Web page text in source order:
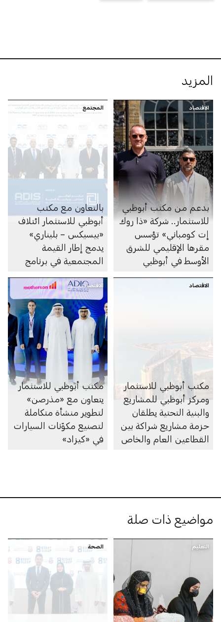
المزيد
الاقتصاد
بدعم من مكتب أبوظبي
للاستثمار.. شركة «ذا روك
إت كومباني» تؤسس
مقرها الإقليمي للشرق
الأوسط في أبوظبي
المجتمع
بالتعاون مع مكتب
أبوظبي للاستثمار ائتلاف
«بيسيكس – بليناري»
يدمج إطار القيمة
المجتمعية في برنامج
المدارس المنفذة وفق
نموذج الشراكة بين
القطاعين العام والخاص
الاقتصاد
مكتب أبوظبي للاستثمار
ومركز أبوظبي للمشاريع
والبنية التحتية يطلقان
حزمة مشاريع شراكة بين
القطاعين العام والخاص
الاقتصاد
مكتب أبوظبي للاستثمار
يتعاون مع «مذرصن»
لتطوير منشأة متكاملة
لتصنيع مكوّنات السيارات
في «كيزاد»
مواضيع ذات صلة
التعليم الصحة